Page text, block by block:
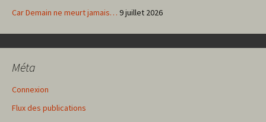
Car Demain ne meurt jamais… 9 juillet 2026
Méta
Connexion
Flux des publications